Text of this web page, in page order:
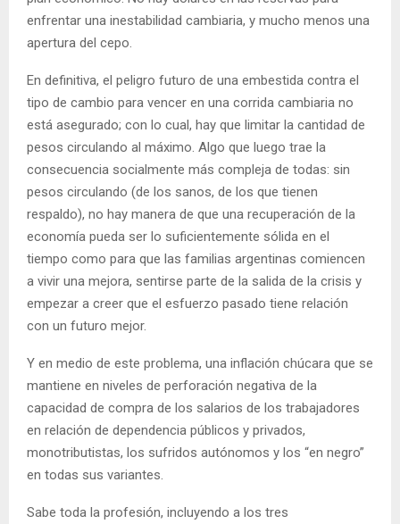
enfrentar una inestabilidad cambiaria, y mucho menos una
apertura del cepo.
En definitiva, el peligro futuro de una embestida contra el
tipo de cambio para vencer en una corrida cambiaria no
está asegurado; con lo cual, hay que limitar la cantidad de
pesos circulando al máximo. Algo que luego trae la
consecuencia socialmente más compleja de todas: sin
pesos circulando (de los sanos, de los que tienen
respaldo), no hay manera de que una recuperación de la
economía pueda ser lo suficientemente sólida en el
tiempo como para que las familias argentinas comiencen
a vivir una mejora, sentirse parte de la salida de la crisis y
empezar a creer que el esfuerzo pasado tiene relación
con un futuro mejor.
Y en medio de este problema, una inflación chúcara que se
mantiene en niveles de perforación negativa de la
capacidad de compra de los salarios de los trabajadores
en relación de dependencia públicos y privados,
monotributistas, los sufridos autónomos y los “en negro”
en todas sus variantes.
Sabe toda la profesión, incluyendo a los tres